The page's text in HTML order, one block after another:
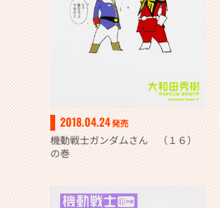
2018.04.24発売
機動戦士ガンダムさん （１６）
の巻